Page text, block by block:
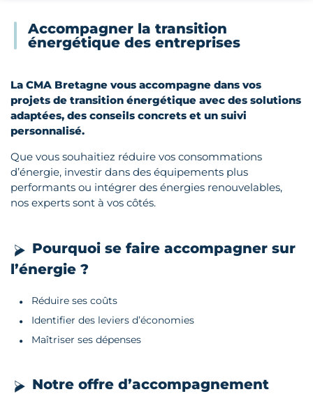
Accompagner la transition
énergétique des entreprises
La CMA Bretagne vous accompagne dans vos
projets de transition énergétique avec des solutions
adaptées, des conseils concrets et un suivi
personnalisé.
Que vous souhaitiez réduire vos consommations
d’énergie, investir dans des équipements plus
performants ou intégrer des énergies renouvelables,
nos experts sont à vos côtés.
Pourquoi se faire accompagner sur
l’énergie ?
Réduire ses coûts
Identifier des leviers d’économies
Maîtriser ses dépenses
Notre offre d’accompagnement